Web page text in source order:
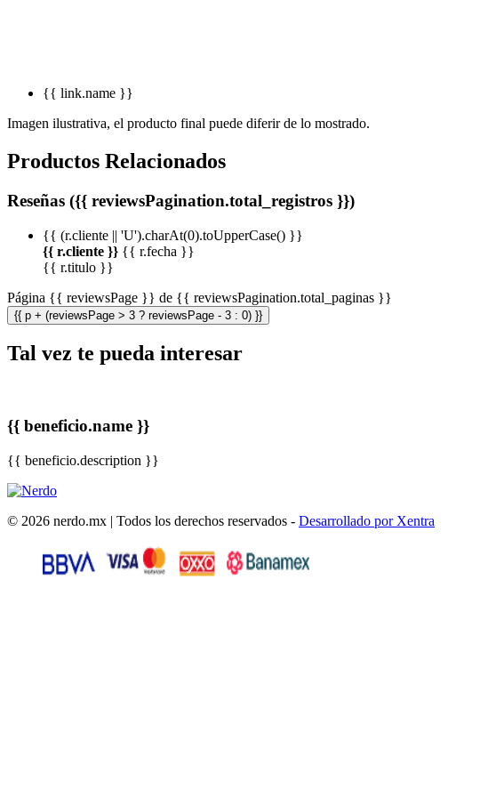
{{ link.name }}
Imagen ilustrativa, el producto final puede diferir de lo mostrado.
Productos Relacionados
Reseñas ({{ reviewsPagination.total_registros }})
{{ (r.cliente || 'U').charAt(0).toUpperCase() }}
{{ r.cliente }} {{ r.fecha }}
{{ r.titulo }}
Página {{ reviewsPage }} de {{ reviewsPagination.total_paginas }}
{{ p + (reviewsPage > 3 ? reviewsPage - 3 : 0) }}
Tal vez te pueda interesar
{{ beneficio.name }}
{{ beneficio.description }}
© 2026 nerdo.mx | Todos los derechos reservados - Desarrollado por Xentra